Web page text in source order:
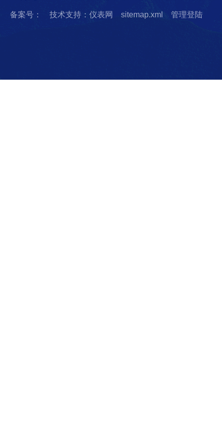
备案号： 技术支持：仪表网 sitemap.xml 管理登陆